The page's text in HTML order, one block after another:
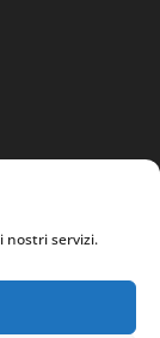
nostri servizi.